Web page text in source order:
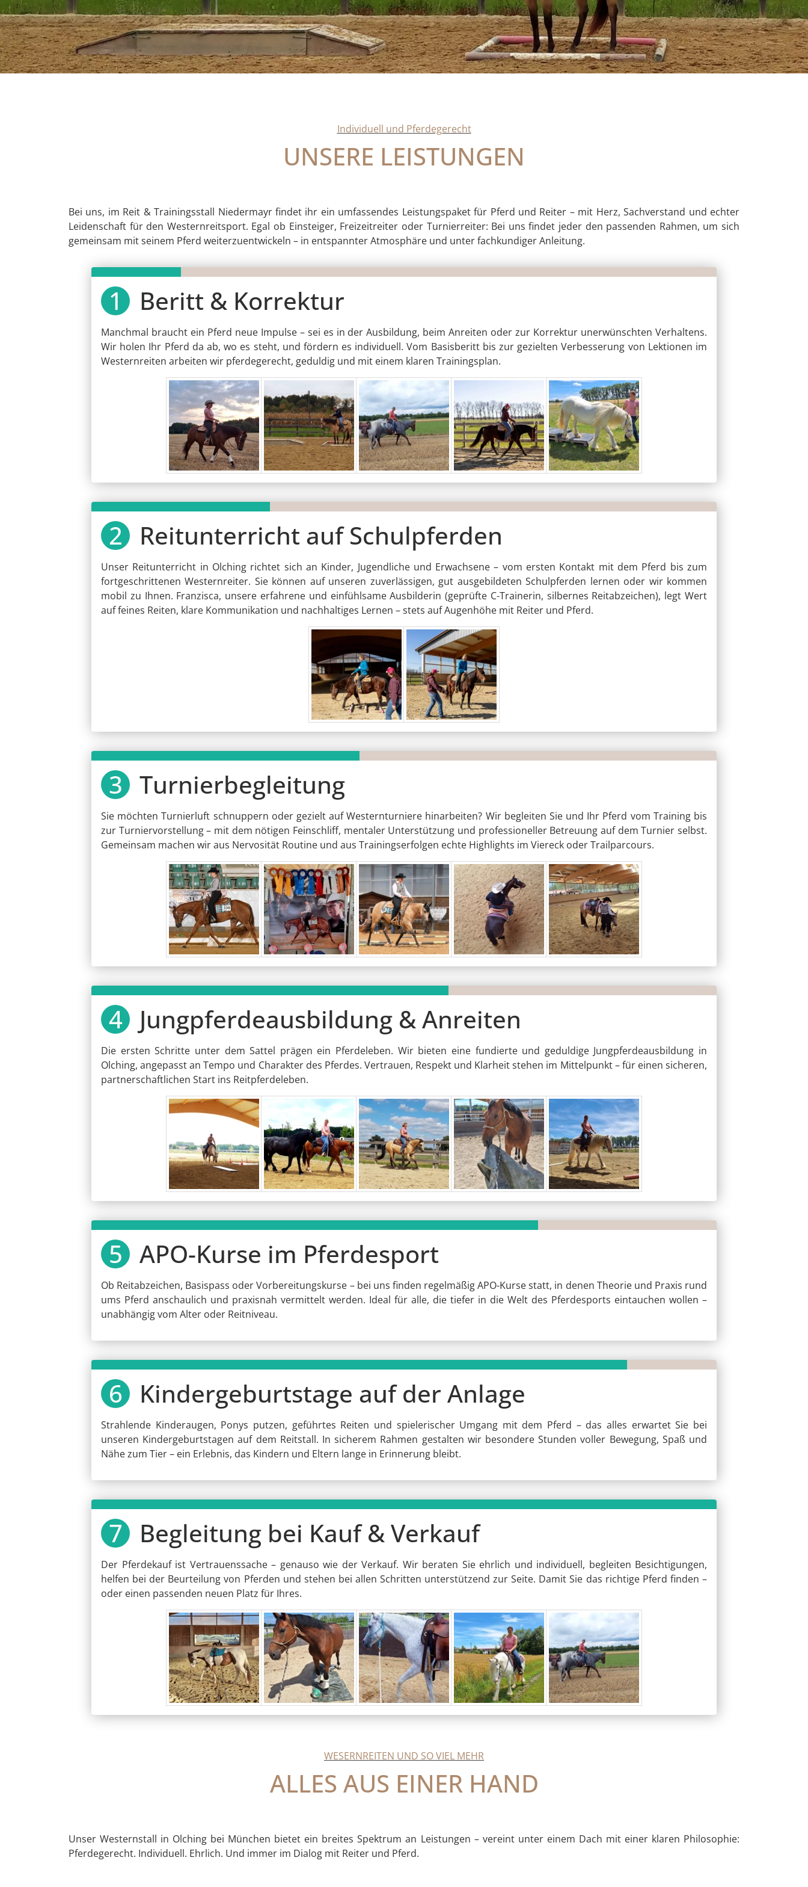
Individuell und Pferdegerecht
UNSERE LEISTUNGEN
Bei uns, im Reit & Trainingsstall Niedermayr findet ihr ein umfassendes Leistungspaket für Pferd und Reiter – mit Herz, Sachverstand und echter
Leidenschaft für den Westernreitsport. Egal ob Einsteiger, Freizeitreiter oder Turnierreiter: Bei uns findet jeder den passenden Rahmen, um sich
gemeinsam mit seinem Pferd weiterzuentwickeln – in entspannter Atmosphäre und unter fachkundiger Anleitung.
Beritt & Korrektur
Manchmal braucht ein Pferd neue Impulse – sei es in der Ausbildung, beim Anreiten oder zur Korrektur unerwünschten Verhaltens.
Wir holen Ihr Pferd da ab, wo es steht, und fördern es individuell. Vom Basisberitt bis zur gezielten Verbesserung von Lektionen im
Westernreiten arbeiten wir pferdegerecht, geduldig und mit einem klaren Trainingsplan.
Reitunterricht auf Schulpferden
Unser Reitunterricht in Olching richtet sich an Kinder, Jugendliche und Erwachsene – vom ersten Kontakt mit dem Pferd bis zum
fortgeschrittenen Westernreiter. Sie können auf unseren zuverlässigen, gut ausgebildeten Schulpferden lernen oder wir kommen
mobil zu Ihnen. Franzisca, unsere erfahrene und einfühlsame Ausbilderin (geprüfte C-Trainerin, silbernes Reitabzeichen), legt Wert
auf feines Reiten, klare Kommunikation und nachhaltiges Lernen – stets auf Augenhöhe mit Reiter und Pferd.
Turnierbegleitung
Sie möchten Turnierluft schnuppern oder gezielt auf Westernturniere hinarbeiten? Wir begleiten Sie und Ihr Pferd vom Training bis
zur Turniervorstellung – mit dem nötigen Feinschliff, mentaler Unterstützung und professioneller Betreuung auf dem Turnier selbst.
Gemeinsam machen wir aus Nervosität Routine und aus Trainingserfolgen echte Highlights im Viereck oder Trailparcours.
Jungpferdeausbildung & Anreiten
Die ersten Schritte unter dem Sattel prägen ein Pferdeleben. Wir bieten eine fundierte und geduldige Jungpferdeausbildung in
Olching, angepasst an Tempo und Charakter des Pferdes. Vertrauen, Respekt und Klarheit stehen im Mittelpunkt – für einen sicheren,
partnerschaftlichen Start ins Reitpferdeleben.
APO-Kurse im Pferdesport
Ob Reitabzeichen, Basispass oder Vorbereitungskurse – bei uns finden regelmäßig APO-Kurse statt, in denen Theorie und Praxis rund
ums Pferd anschaulich und praxisnah vermittelt werden. Ideal für alle, die tiefer in die Welt des Pferdesports eintauchen wollen –
unabhängig vom Alter oder Reitniveau.
Kindergeburtstage auf der Anlage
Strahlende Kinderaugen, Ponys putzen, geführtes Reiten und spielerischer Umgang mit dem Pferd – das alles erwartet Sie bei
unseren Kindergeburtstagen auf dem Reitstall. In sicherem Rahmen gestalten wir besondere Stunden voller Bewegung, Spaß und
Nähe zum Tier – ein Erlebnis, das Kindern und Eltern lange in Erinnerung bleibt.
Begleitung bei Kauf & Verkauf
Der Pferdekauf ist Vertrauenssache – genauso wie der Verkauf. Wir beraten Sie ehrlich und individuell, begleiten Besichtigungen,
helfen bei der Beurteilung von Pferden und stehen bei allen Schritten unterstützend zur Seite. Damit Sie das richtige Pferd finden –
oder einen passenden neuen Platz für Ihres.
WESERNREITEN UND SO VIEL MEHR
ALLES AUS EINER HAND
Unser Westernstall in Olching bei München bietet ein breites Spektrum an Leistungen – vereint unter einem Dach mit einer klaren Philosophie:
Pferdegerecht. Individuell. Ehrlich. Und immer im Dialog mit Reiter und Pferd.